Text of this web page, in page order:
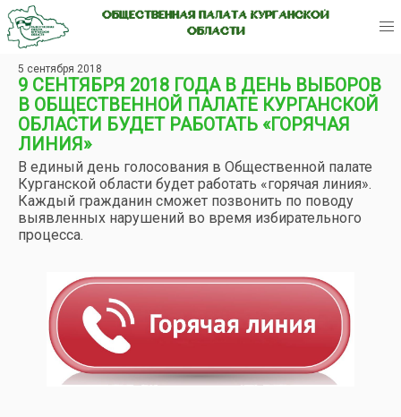
ОБЩЕСТВЕННАЯ ПАЛАТА КУРГАНСКОЙ
ОБЛАСТИ
5 сентября 2018
9 СЕНТЯБРЯ 2018 ГОДА В ДЕНЬ ВЫБОРОВ
В ОБЩЕСТВЕННОЙ ПАЛАТЕ КУРГАНСКОЙ
ОБЛАСТИ БУДЕТ РАБОТАТЬ «ГОРЯЧАЯ
ЛИНИЯ»
В единый день голосования в Общественной палате
Курганской области будет работать «горячая линия».
Каждый гражданин сможет позвонить по поводу
выявленных нарушений во время избирательного
процесса.